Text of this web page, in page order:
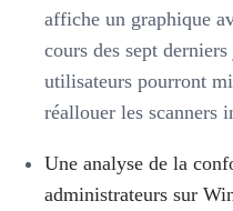
affiche un graphique
cours des sept
utilisateurs pourront
réallouer les scanners
Une analyse de la
administrateurs sur